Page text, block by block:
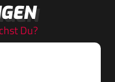
Du?